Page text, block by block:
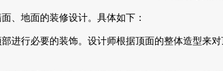
、地面的装修设计。具体如下：
进行必要的装饰。设计师根据顶面的整体造型来